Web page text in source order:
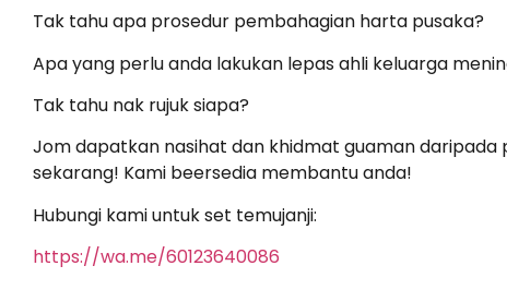
Tak tahu apa prosedur pembahagian harta pusaka?
Apa yang perlu anda lakukan lepas ahli keluarga
Tak tahu nak rujuk siapa?
Jom dapatkan nasihat dan khidmat guaman daripada
sekarang! Kami beersedia membantu anda!
Hubungi kami untuk set temujanji:
https://wa.me/60123640086